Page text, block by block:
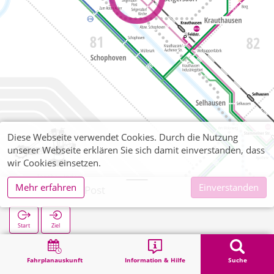
Fahrplanauskunft Information & Hilfe Suche
Selgersdorf Post
Start Ziel
Selgersdorf Post
Diese Webseite verwendet Cookies. Durch die Nutzung
unserer Webseite erklären Sie sich damit einverstanden, dass
wir Cookies einsetzen.
Mehr erfahren
Einverstanden